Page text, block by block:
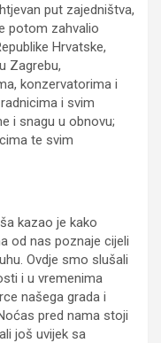
put zajedništva,
potom zahvalio
Hrvatske,
Zagrebu,
konzervatorima i
i svim
i snagu u obnovu;
te svim
kazao je kako
od nas poznaje cijeli
Ovdje smo slušali
i u vremenima
našega grada i
pred nama stoji
još uvijek sa